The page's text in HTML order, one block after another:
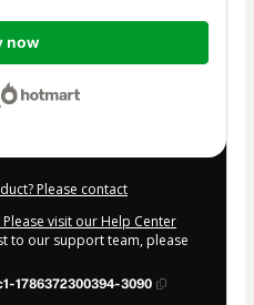
now
Please contact
visit our Help Center
to our support team, please
1786372300394-3090